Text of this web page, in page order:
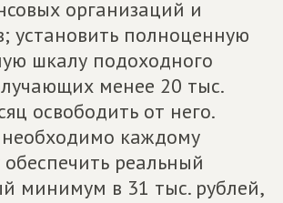
организаций и
установить полноценную
шкалу подоходного
менее 20 тыс.
освободить от него.
каждому
реальный
минимум в 31 тыс. рублей,